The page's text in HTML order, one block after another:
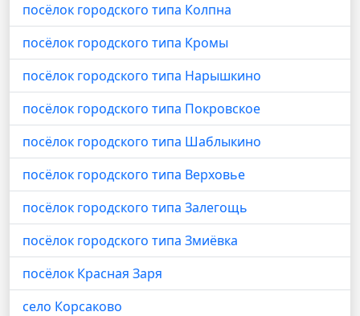
посёлок городского типа Колпна
посёлок городского типа Кромы
посёлок городского типа Нарышкино
посёлок городского типа Покровское
посёлок городского типа Шаблыкино
посёлок городского типа Верховье
посёлок городского типа Залегощь
посёлок городского типа Змиёвка
посёлок Красная Заря
село Корсаково